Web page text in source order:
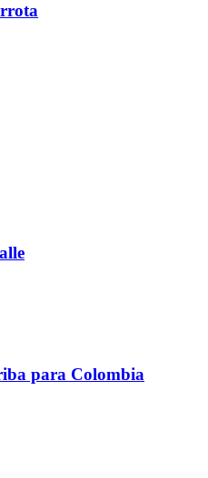
para Colombia